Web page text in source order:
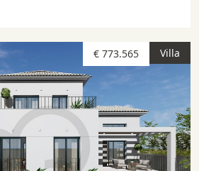
Villa
€ 773.565